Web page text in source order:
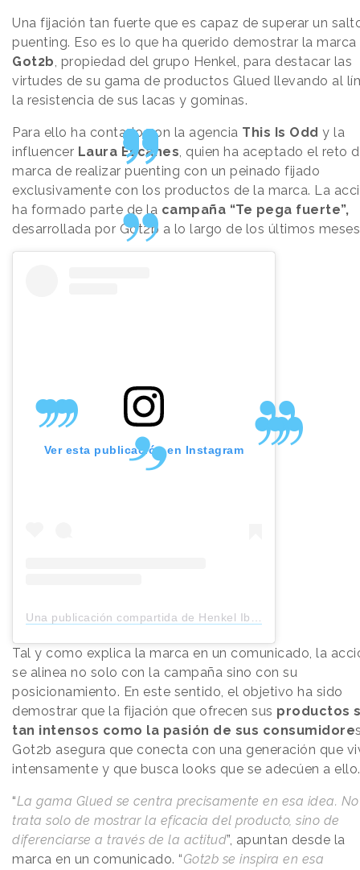
Una fijación tan fuerte que es capaz de superar un
puenting. Eso es lo que ha querido demostrar la marca
Got2b , propiedad del grupo Henkel, para destacar las
virtudes de su gama de productos Glued llevando al
la resistencia de sus lacas y gominas.
Para ello ha contado con la agencia This Is Odd y la
influencer Laura Escanes , quien ha aceptado el reto
marca de realizar puenting con un peinado fijado
exclusivamente con los productos de la marca. La
ha formado parte de la campaña “Te pega fuerte”,
desarrollada por Got2b a lo largo de los últimos
Ver esta publicación en Instagram
Una publicación compartida de Henkel Ibérica (@henkeliberica)
Tal y como explica la marca en un comunicado, la
se alinea no solo con la campaña sino con su
posicionamiento. En este sentido, el objetivo ha sido
demostrar que la fijación que ofrecen sus productos
tan intensos como la pasión de sus consumidore
Got2b asegura que conecta con una generación que
intensamente y que busca looks que se adecúen a
“La gama Glued se centra precisamente en esa idea.
trata solo de mostrar la eficacia del producto, sino de
diferenciarse a través de la actitud”, apuntan desde la
marca en un comunicado. “Got2b se inspira en esa